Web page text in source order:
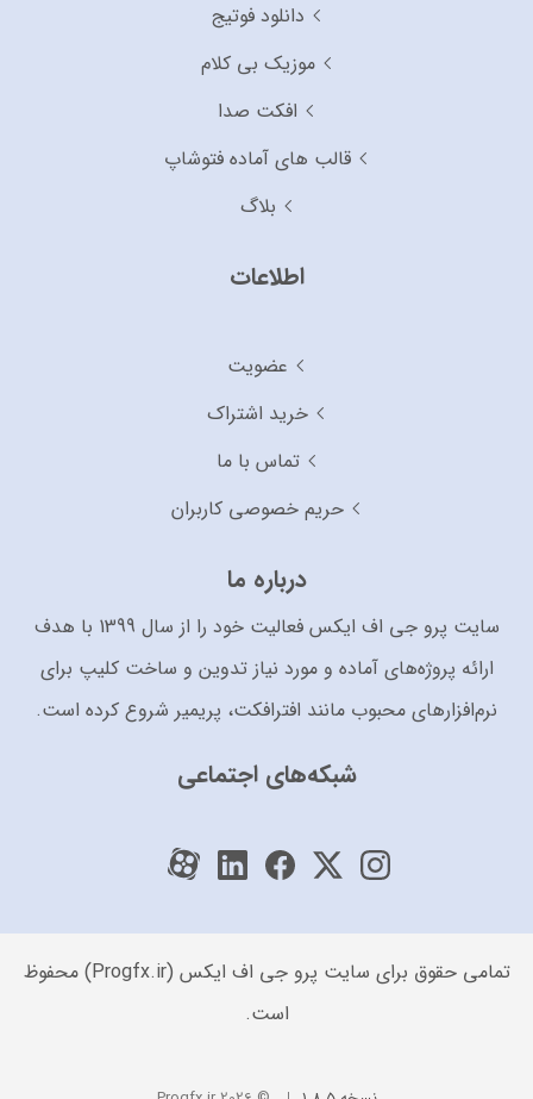
دانلود فوتیج
موزیک بی کلام
افکت صدا
قالب های آماده فتوشاپ
بلاگ
اطلاعات
عضویت
خرید اشتراک
تماس با ما
حریم خصوصی کاربران
درباره ما
سایت پرو جی اف ایکس فعالیت خود را از سال 1399 با هدف
ارائه پروژه‌های آماده و مورد نیاز تدوین و ساخت کلیپ برای
نرم‌افزارهای محبوب مانند افترافکت، پریمیر شروع کرده است.
شبکه‌های اجتماعی
تمامی حقوق برای سایت پرو جی اف ایکس (Progfx.ir) محفوظ
است.